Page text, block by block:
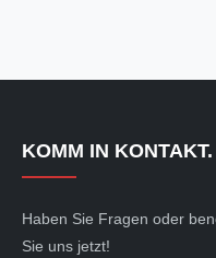
KOMM IN KONTAKT.
Haben Sie Fragen oder
Sie uns jetzt!